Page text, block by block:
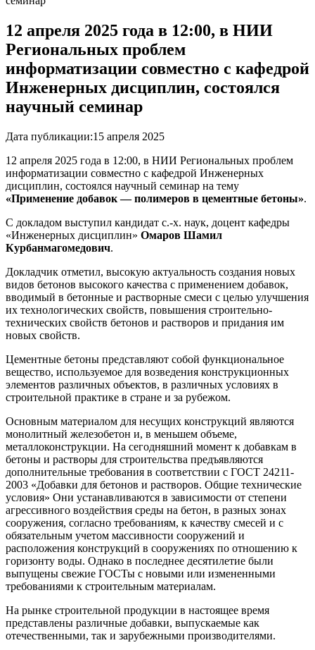
12 апреля 2025 года в 12:00, в НИИ
Региональных проблем
информатизации совместно с кафедрой
Инженерных дисциплин, состоялся
научный семинар
Дата публикации:15 апреля 2025
12 апреля 2025 года в 12:00, в НИИ Региональных проблем
информатизации совместно с кафедрой Инженерных
дисциплин, состоялся научный семинар на тему
«Применение добавок — полимеров в цементные бетоны».
С докладом выступил кандидат с.-х. наук, доцент кафедры
«Инженерных дисциплин» Омаров Шамил
Курбанмагомедович.
Докладчик отметил, высокую актуальность создания новых
видов бетонов высокого качества с применением добавок,
вводимый в бетонные и растворные смеси с целью улучшения
их технологических свойств, повышения строительно-
технических свойств бетонов и растворов и придания им
новых свойств.
Цементные бетоны представляют собой функциональное
вещество, используемое для возведения конструкционных
элементов различных объектов, в различных условиях в
строительной практике в стране и за рубежом.
Основным материалом для несущих конструкций являются
монолитный железобетон и, в меньшем объеме,
металлоконструкции. На сегодняшний момент к добавкам в
бетоны и растворы для строительства предъявляются
дополнительные требования в соответствии с ГОСТ 24211-
2003 «Добавки для бетонов и растворов. Общие технические
условия» Они устанавливаются в зависимости от степени
агрессивного воздействия среды на бетон, в разных зонах
сооружения, согласно требованиям, к качеству смесей и с
обязательным учетом массивности сооружений и
расположения конструкций в сооружениях по отношению к
горизонту воды. Однако в последнее десятилетие были
выпущены свежие ГОСТы с новыми или измененными
требованиями к строительным материалам.
На рынке строительной продукции в настоящее время
представлены различные добавки, выпускаемые как
отечественными, так и зарубежными производителями.